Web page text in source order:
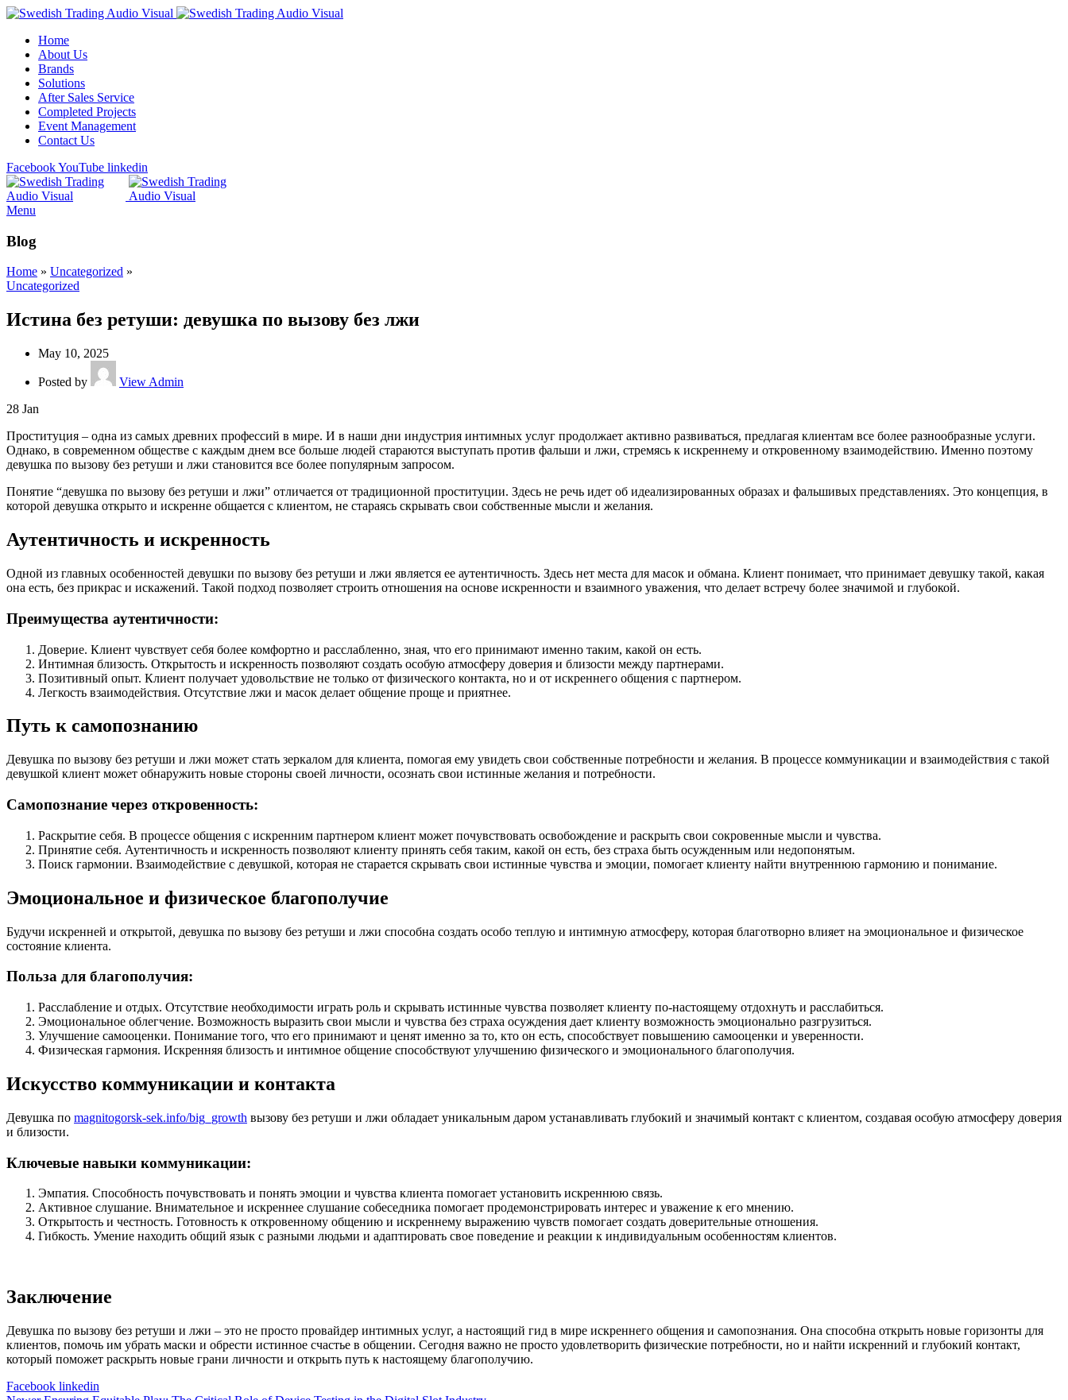
Home
About Us
Brands
Solutions
After Sales Service
Completed Projects
Event Management
Contact Us
FacebookYouTube linkedin
Menu
Blog
Home » Uncategorized »
Uncategorized
Истина без ретуши: девушка по вызову без лжи
May 10, 2025
Posted by
View Admin
28 Jan
Проституция – одна из самых древних профессий в мире. И в наши дни индустрия интимных услуг продолжает активно развиваться, предлагая клиентам все более разнообразные услуги.
Однако, в современном обществе с каждым днем все больше людей стараются выступать против фальши и лжи, стремясь к искреннему и откровенному взаимодействию. Именно поэтому
девушка по вызову без ретуши и лжи становится все более популярным запросом.
Понятие “девушка по вызову без ретуши и лжи” отличается от традиционной проституции. Здесь не речь идет об идеализированных образах и фальшивых представлениях. Это концепция, в
которой девушка открыто и искренне общается с клиентом, не стараясь скрывать свои собственные мысли и желания.
Аутентичность и искренность
Одной из главных особенностей девушки по вызову без ретуши и лжи является ее аутентичность. Здесь нет места для масок и обмана. Клиент понимает, что принимает девушку такой, какая
она есть, без прикрас и искажений. Такой подход позволяет строить отношения на основе искренности и взаимного уважения, что делает встречу более значимой и глубокой.
Преимущества аутентичности:
Доверие. Клиент чувствует себя более комфортно и расслабленно, зная, что его принимают именно таким, какой он есть.
Интимная близость. Открытость и искренность позволяют создать особую атмосферу доверия и близости между партнерами.
Позитивный опыт. Клиент получает удовольствие не только от физического контакта, но и от искреннего общения с партнером.
Легкость взаимодействия. Отсутствие лжи и масок делает общение проще и приятнее.
Путь к самопознанию
Девушка по вызову без ретуши и лжи может стать зеркалом для клиента, помогая ему увидеть свои собственные потребности и желания. В процессе коммуникации и взаимодействия с такой
девушкой клиент может обнаружить новые стороны своей личности, осознать свои истинные желания и потребности.
Самопознание через откровенность:
Раскрытие себя. В процессе общения с искренним партнером клиент может почувствовать освобождение и раскрыть свои сокровенные мысли и чувства.
Принятие себя. Аутентичность и искренность позволяют клиенту принять себя таким, какой он есть, без страха быть осужденным или недопонятым.
Поиск гармонии. Взаимодействие с девушкой, которая не старается скрывать свои истинные чувства и эмоции, помогает клиенту найти внутреннюю гармонию и понимание.
Эмоциональное и физическое благополучие
Будучи искренней и открытой, девушка по вызову без ретуши и лжи способна создать особо теплую и интимную атмосферу, которая благотворно влияет на эмоциональное и физическое
состояние клиента.
Польза для благополучия:
Расслабление и отдых. Отсутствие необходимости играть роль и скрывать истинные чувства позволяет клиенту по-настоящему отдохнуть и расслабиться.
Эмоциональное облегчение. Возможность выразить свои мысли и чувства без страха осуждения дает клиенту возможность эмоционально разгрузиться.
Улучшение самооценки. Понимание того, что его принимают и ценят именно за то, кто он есть, способствует повышению самооценки и уверенности.
Физическая гармония. Искренняя близость и интимное общение способствуют улучшению физического и эмоционального благополучия.
Искусство коммуникации и контакта
Девушка по magnitogorsk-sek.info/big_growth вызову без ретуши и лжи обладает уникальным даром устанавливать глубокий и значимый контакт с клиентом, создавая особую атмосферу доверия
и близости.
Ключевые навыки коммуникации:
Эмпатия. Способность почувствовать и понять эмоции и чувства клиента помогает установить искреннюю связь.
Активное слушание. Внимательное и искреннее слушание собеседника помогает продемонстрировать интерес и уважение к его мнению.
Открытость и честность. Готовность к откровенному общению и искреннему выражению чувств помогает создать доверительные отношения.
Гибкость. Умение находить общий язык с разными людьми и адаптировать свое поведение и реакции к индивидуальным особенностям клиентов.
Заключение
Девушка по вызову без ретуши и лжи – это не просто провайдер интимных услуг, а настоящий гид в мире искреннего общения и самопознания. Она способна открыть новые горизонты для
клиентов, помочь им убрать маски и обрести истинное счастье в общении. Сегодня важно не просто удовлетворить физические потребности, но и найти искренний и глубокий контакт,
который поможет раскрыть новые грани личности и открыть путь к настоящему благополучию.
Facebook linkedin